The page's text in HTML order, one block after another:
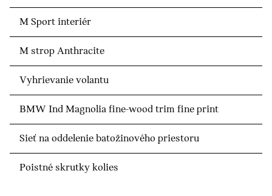
M Sport interiér
M strop Anthracite
Vyhrievanie volantu
BMW Ind Magnolia fine-wood trim fine print
Sieť na oddelenie batožinového priestoru
Poistné skrutky kolies